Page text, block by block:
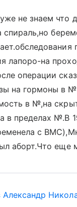
не знаем что
спираль,но
лапоро-на
операции
на гормоны в
в №,на
в пределах №.В
с
аборт.Что еще
Александр